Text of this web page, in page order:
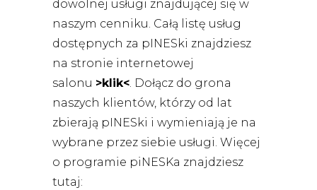
dowolnej usługi znajdującej się w
naszym cenniku. Całą listę usług
dostępnych za pINESki znajdziesz
na stronie internetowej
salonu >klik<. Dołącz do grona
naszych klientów, którzy od lat
zbierają pINESki i wymieniają je na
wybrane przez siebie usługi. Więcej
o programie piNESKa znajdziesz
tutaj: